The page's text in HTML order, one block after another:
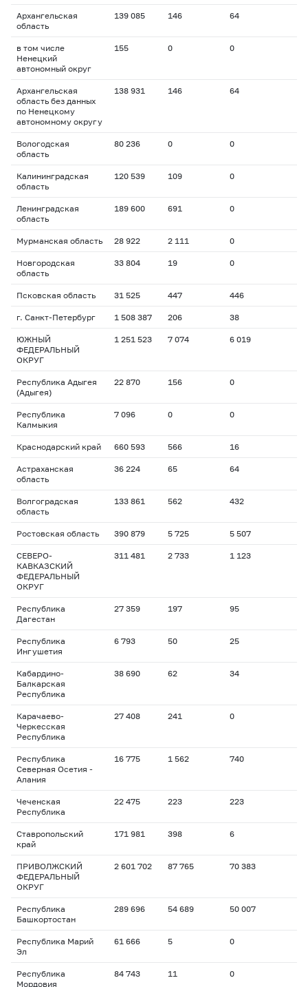
Архангельская
область
139 085 146 64
в том числе
Ненецкий
автономный округ
155 0 0
Архангельская
область без данных
по Ненецкому
автономному округу
138 931 146 64
Вологодская
область
80 236 0 0
Калининградская
область
120 539 109 0
Ленинградская
область
189 600 691 0
Мурманская область 28 922 2 111 0
Новгородская
область
33 804 19 0
Псковская область 31 525 447 446
г. Санкт-Петербург 1 508 387 206 38
ЮЖНЫЙ
ФЕДЕРАЛЬНЫЙ
ОКРУГ
1 251 523 7 074 6 019
Республика Адыгея
(Адыгея)
22 870 156 0
Республика
Калмыкия
7 096 0 0
Краснодарский край 660 593 566 16
Астраханская
область
36 224 65 64
Волгоградская
область
133 861 562 432
Ростовская область 390 879 5 725 5 507
СЕВЕРО-
КАВКАЗСКИЙ
ФЕДЕРАЛЬНЫЙ
ОКРУГ
311 481 2 733 1 123
Республика
Дагестан
27 359 197 95
Республика
Ингушетия
6 793 50 25
Кабардино-
Балкарская
Республика
38 690 62 34
Карачаево-
Черкесская
Республика
27 408 241 0
Республика
Северная Осетия -
Алания
16 775 1 562 740
Чеченская
Республика
22 475 223 223
Ставропольский
край
171 981 398 6
ПРИВОЛЖСКИЙ
ФЕДЕРАЛЬНЫЙ
ОКРУГ
2 601 702 87 765 70 383
Республика
Башкортостан
289 696 54 689 50 007
Республика Марий
Эл
61 666 5 0
Республика
Мордовия
84 743 11 0